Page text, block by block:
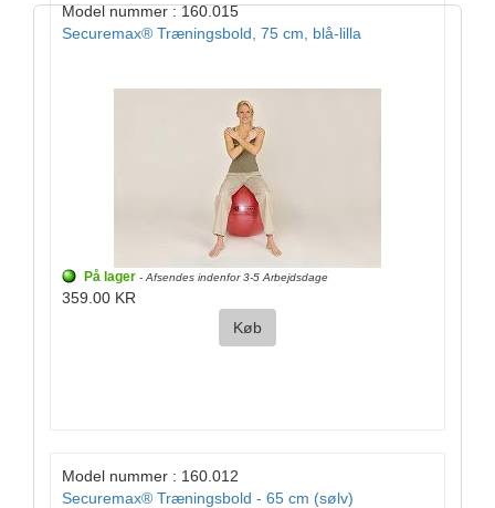
Model nummer : 160.015
Securemax® Træningsbold, 75 cm, blå-lilla
På lager - Afsendes indenfor 3-5 Arbejdsdage
359.00 KR
Køb
Model nummer : 160.012
Securemax® Træningsbold - 65 cm (sølv)